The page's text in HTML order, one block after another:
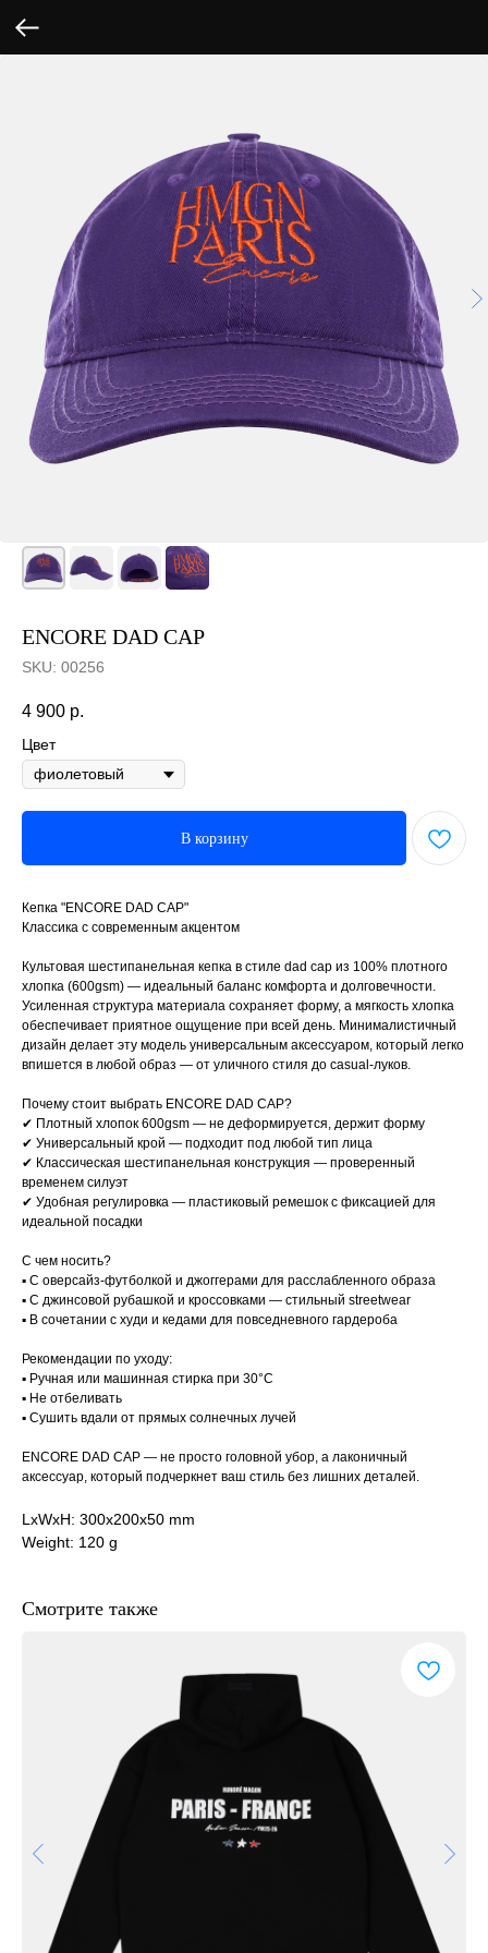
ENCORE DAD CAP
SKU: 00256
4 900 р.
Цвет
В корзину
Кепка "ENCORE DAD CAP"
Классика с современным акцентом
Культовая шестипанельная кепка в стиле dad cap из 100% плотного
хлопка (600gsm) — идеальный баланс комфорта и долговечности.
Усиленная структура материала сохраняет форму, а мягкость хлопка
обеспечивает приятное ощущение при всей день. Минималистичный
дизайн делает эту модель универсальным аксессуаром, который легко
впишется в любой образ — от уличного стиля до casual-луков.
Почему стоит выбрать ENCORE DAD CAP?
✔ Плотный хлопок 600gsm — не деформируется, держит форму
✔ Универсальный крой — подходит под любой тип лица
✔ Классическая шестипанельная конструкция — проверенный
временем силуэт
✔ Удобная регулировка — пластиковый ремешок с фиксацией для
идеальной посадки
С чем носить?
▪ С оверсайз-футболкой и джоггерами для расслабленного образа
▪ С джинсовой рубашкой и кроссовками — стильный streetwear
▪ В сочетании с худи и кедами для повседневного гардероба
Рекомендации по уходу:
▪ Ручная или машинная стирка при 30°C
▪ Не отбеливать
▪ Сушить вдали от прямых солнечных лучей
ENCORE DAD CAP — не просто головной убор, а лаконичный
аксессуар, который подчеркнет ваш стиль без лишних деталей.
LxWxH: 300x200x50 mm
Weight: 120 g
Смотрите также